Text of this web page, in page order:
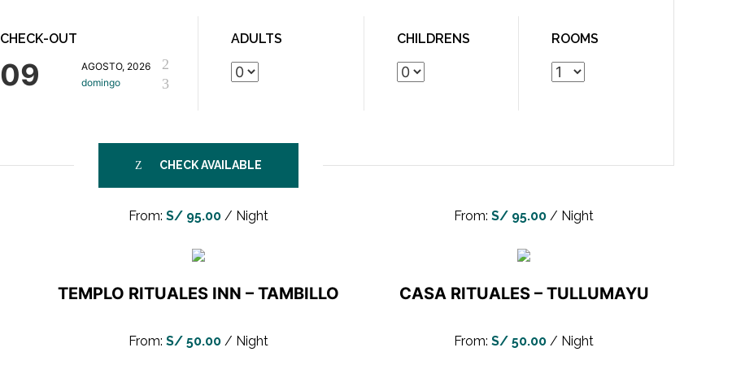
CHECK-OUT
09
AGOSTO, 2026
domingo
ADULTS CHILDRENS ROOMS
CHECK AVAILABLE
From: S/ 95.00 / Night
TEMPLO RITUALES INN – TAMBILLO
From: S/ 95.00 / Night
CASA RITUALES – TULLUMAYU
From: S/ 50.00 / Night From: S/ 50.00 / Night